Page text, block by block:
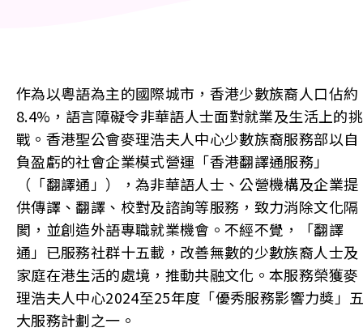
作為以粵語為主的國際城市，香港少數族裔人口佔約
8.4%，語言障礙令非華語人士面對就業及生活上的挑
戰。香港聖公會麥理浩夫人中心少數族裔服務部以自
負盈虧的社會企業模式營運「香港翻譯通服務」
（「翻譯通」），為非華語人士、公營機構及企業提
供傳譯、翻譯、校對及諮詢等服務，致力消除文化隔
閡，並創造外語專職就業機會。不經不覺，「翻譯
通」已服務社群十五載，改善無數的少數族裔人士及
家庭在港生活的處境，推動共融文化。本服務榮獲麥
理浩夫人中心2024至25年度「優秀服務影響力獎」
大服務計劃之一。